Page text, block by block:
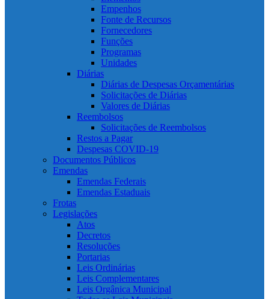
Empenhos
Fonte de Recursos
Fornecedores
Funções
Programas
Unidades
Diárias
Diárias de Despesas Orçamentárias
Solicitações de Diárias
Valores de Diárias
Reembolsos
Solicitações de Reembolsos
Restos a Pagar
Despesas COVID-19
Documentos Públicos
Emendas
Emendas Federais
Emendas Estaduais
Frotas
Legislações
Atos
Decretos
Resoluções
Portarias
Leis Ordinárias
Leis Complementares
Leis Orgânica Municipal